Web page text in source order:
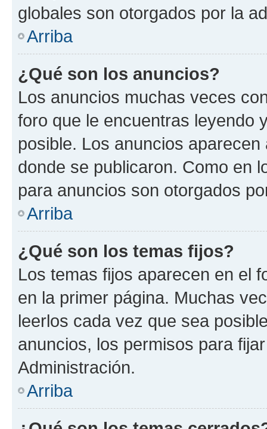
globales son otorgados por la
Arriba
¿Qué son los anuncios?
Los anuncios muchas veces
foro que le encuentras leyendo
posible. Los anuncios
donde se publicaron. Como en
para anuncios son otorgados
Arriba
¿Qué son los temas fijos?
Los temas fijos aparecen en el
en la primer página. Muchas
leerlos cada vez que sea
anuncios, los permisos para
Administración.
Arriba